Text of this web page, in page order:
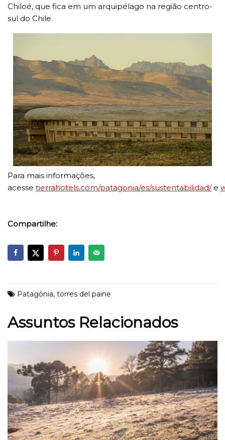
Chiloé, que fica em um arquipélago na região centro-
sul do Chile.
Para mais informações,
acesse tierrahotels.com/patagonia/es/sustentabilidad/e
Compartilhe:
Patagônia, torres del paine
Assuntos Relacionados